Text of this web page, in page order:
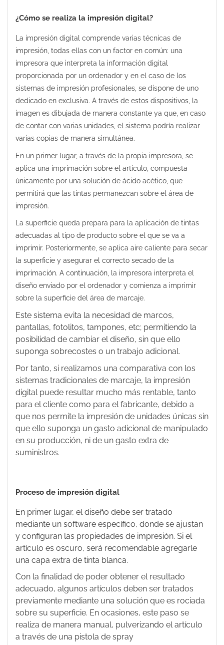
¿Cómo se realiza la impresión digital?
La impresión digital comprende varias técnicas de
impresión, todas ellas con un factor en común: una
impresora que interpreta la información digital
proporcionada por un ordenador y en el caso de los
sistemas de impresión profesionales, se dispone de uno
dedicado en exclusiva. A través de estos dispositivos, la
imagen es dibujada de manera constante ya que, en caso
de contar con varias unidades, el sistema podría realizar
varias copias de manera simultánea.
En un primer lugar, a través de la propia impresora, se
aplica una imprimación sobre el artículo, compuesta
únicamente por una solución de ácido acético, que
permitirá que las tintas permanezcan sobre el área de
impresión.
La superficie queda prepara para la aplicación de tintas
adecuadas al tipo de producto sobre el que se va a
imprimir. Posteriormente, se aplica aire caliente para secar
la superficie y asegurar el correcto secado de la
imprimación. A continuación, la impresora interpreta el
diseño enviado por el ordenador y comienza a imprimir
sobre la superficie del área de marcaje.
Este sistema evita la necesidad de marcos,
pantallas, fotolitos, tampones, etc; permitiendo la
posibilidad de cambiar el diseño, sin que ello
suponga sobrecostes o un trabajo adicional.
Por tanto, si realizamos una comparativa con los
sistemas tradicionales de marcaje, la impresión
digital puede resultar mucho más rentable, tanto
para el cliente como para el fabricante, debido a
que nos permite la impresión de unidades únicas sin
que ello suponga un gasto adicional de manipulado
en su producción, ni de un gasto extra de
suministros.
Proceso de impresión digital
En primer lugar, el diseño debe ser tratado
mediante un software específico, donde se ajustan
y configuran las propiedades de impresión. Si el
artículo es oscuro, será recomendable agregarle
una capa extra de tinta blanca.
Con la finalidad de poder obtener el resultado
adecuado, algunos artículos deben ser tratados
previamente mediante una solución que es rociada
sobre su superficie. En ocasiones, este paso se
realiza de manera manual, pulverizando el artículo
a través de una pistola de spray